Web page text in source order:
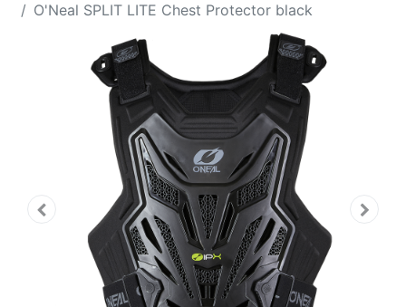
O'Neal SPLIT LITE Chest Protector black